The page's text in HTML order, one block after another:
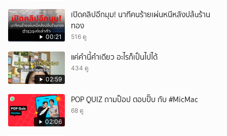
00:21
เปิดคลิปอีกมุม! นาทีคนร้ายเผ่นหนีหลังปล้uร้าน
ทอง
516 ดู
02:59
แค่คำนี้คำเดียว อะไรก็เป็นไปได้
434 ดู
02:06
POP QUIZ ถามป็อป ตอบปั๊บ กับ #MicMac
68 ดู